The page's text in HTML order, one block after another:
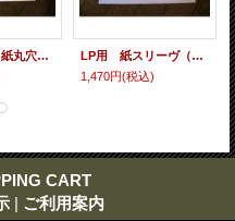
LP用 コート紙丸穴ジャケ 10枚セット
LP用 紙スリーヴ（レギュラー 四角の角） 10枚セット
1,470円(税込)
CART
| ご利用案内